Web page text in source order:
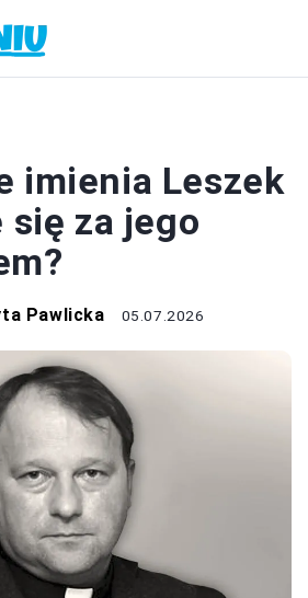
imienia Leszek
się za jego
Pawlicka 05.07.2026